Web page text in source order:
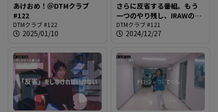
あけおめ！＠DTMクラブ
#122
DTMクラブ #122
2025/01/10
さらに反省する番組。もう
一つのやり残し、IRAWのCM
の進捗は？＠DTMクラブ
#121
DTMクラブ #121
2024/12/27